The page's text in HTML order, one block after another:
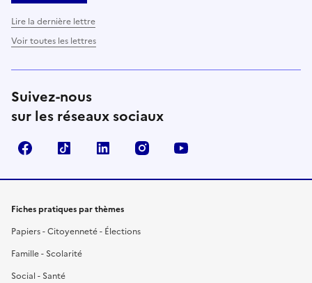
Lire la dernière lettre
Voir toutes les lettres
Suivez-nous
sur les réseaux sociaux
FacebookTikTok LinkedIn Instagram
Fiches pratiques par thèmes
Papiers - Citoyenneté - Élections
Famille - Scolarité
Social - Santé